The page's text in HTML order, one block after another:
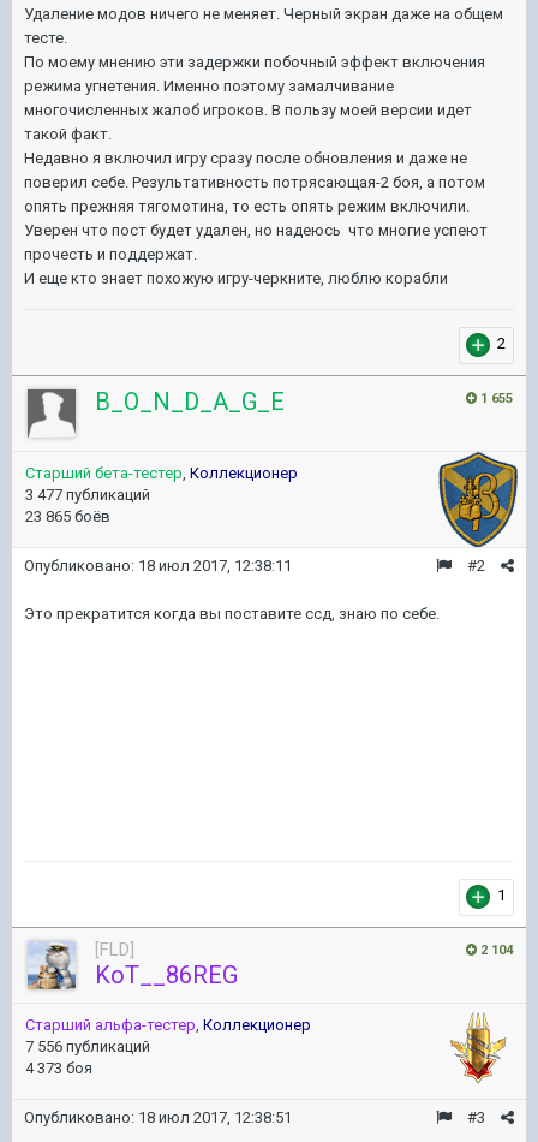
Удаление модов ничего не меняет. Черный экран даже на общем
тесте.
По моему мнению эти задержки побочный эффект включения
режима угнетения. Именно поэтому замалчивание
многочисленных жалоб игроков. В пользу моей версии идет
такой факт.
Недавно я включил игру сразу после обновления и даже не
поверил себе. Результативность потрясающая-2 боя, а потом
опять прежняя тягомотина, то есть опять режим включили.
Уверен что пост будет удален, но надеюсь что многие успеют
прочесть и поддержат.
И еще кто знает похожую игру-черкните, люблю корабли
2
1 655
B_O_N_D_A_G_E
Старший бета-тестер Коллекционер
3 477 публикаций
23 865 боёв
#2
Опубликовано: 18 июл 2017, 12:38:11
Это прекратится когда вы поставите ссд, знаю по себе.
1
2 104
[FLD]
KoT__86REG
Старший альфа-тестер Коллекционер
7 556 публикаций
4 373 боя
#3
Опубликовано: 18 июл 2017, 12:38:51